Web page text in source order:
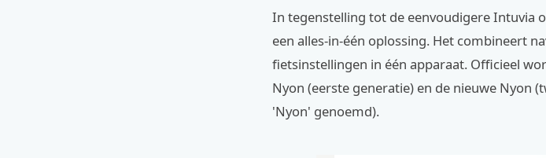
In tegenstelling tot de eenvoudigere Intuvia
een alles-in-één oplossing. Het combineert
fietsinstellingen in één apparaat. Officieel
Nyon (eerste generatie) en de nieuwe Nyon
'Nyon' genoemd).